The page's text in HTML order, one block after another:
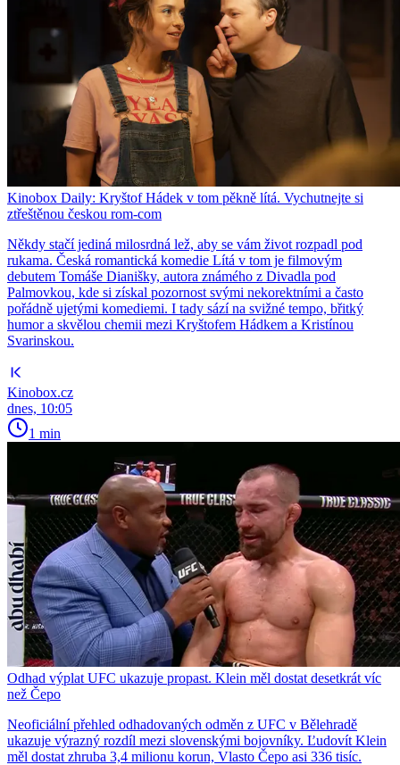
Kinobox Daily: Kryštof Hádek v tom pěkně lítá. Vychutnejte si
ztřeštěnou českou rom-com
Někdy stačí jediná milosrdná lež, aby se vám život rozpadl pod
rukama. Česká romantická komedie Lítá v tom je filmovým
debutem Tomáše Dianišky, autora známého z Divadla pod
Palmovkou, kde si získal pozornost svými nekorektními a často
pořádně ujetými komediemi. I tady sází na svižné tempo, břitký
humor a skvělou chemii mezi Kryštofem Hádkem a Kristínou
Svarinskou.
Kinobox.cz
dnes, 10:05
1 min
Odhad výplat UFC ukazuje propast. Klein měl dostat desetkrát víc
než Čepo
Neoficiální přehled odhadovaných odměn z UFC v Bělehradě
ukazuje výrazný rozdíl mezi slovenskými bojovníky. Ľudovít Klein
měl dostat zhruba 3,4 milionu korun, Vlasto Čepo asi 336 tisíc.